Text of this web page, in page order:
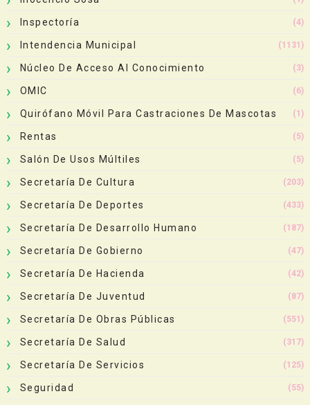
Inspectoría (4)
Intendencia Municipal (1131)
Núcleo De Acceso Al Conocimiento (3)
OMIC (6)
Quirófano Móvil Para Castraciones De Mascotas (1)
Rentas (5)
Salón De Usos Múltiles (5)
Secretaría De Cultura (203)
Secretaría De Deportes (433)
Secretaría De Desarrollo Humano (187)
Secretaría De Gobierno (47)
Secretaría De Hacienda (42)
Secretaría De Juventud (87)
Secretaría De Obras Públicas (551)
Secretaría De Salud (317)
Secretaría De Servicios (125)
Seguridad (55)